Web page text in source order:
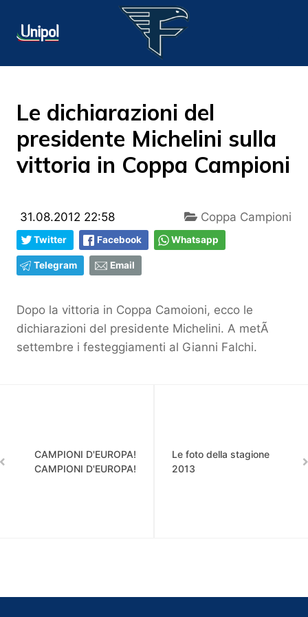
Le dichiarazioni del
presidente Michelini sulla
vittoria in Coppa Campioni
31.08.2012 22:58 Coppa Campioni
Twitter Facebook Whatsapp
Telegram Email
Dopo la vittoria in Coppa Camoioni, ecco le
dichiarazioni del presidente Michelini. A metÃ
settembre i festeggiamenti al Gianni Falchi.
CAMPIONI D'EUROPA!
CAMPIONI D'EUROPA!
Le foto della stagione
2013